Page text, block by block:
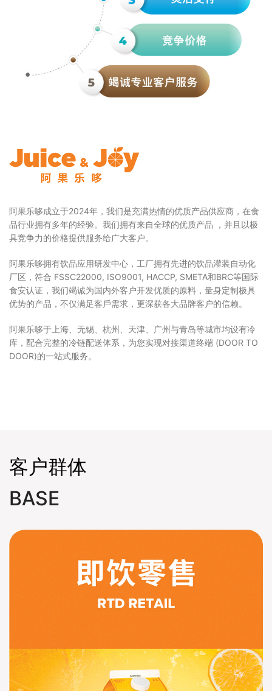
阿果乐哆成立于2024年，我们是充满热情的优质产品供应商，在食
品行业拥有多年的经验。我们拥有来自全球的优质产品 ，并且以极
具竞争力的价格提供服务给广大客户。
阿果乐哆拥有饮品应用研发中心，工厂拥有先进的饮品灌装自动化
厂区，符合 FSSC22000, ISO9001, HACCP, SMETA和BRC等国际
食安认证，我们竭诚为国内外客户开发优质的原料，量身定制极具
优势的产品，不仅满足客戶需求，更深获各大品牌客户的信赖。
阿果乐哆于上海、无锡、杭州、天津、广州与青岛等城市均设有冷
库，配合完整的冷链配送体系，为您实现对接渠道终端 (DOOR TO
DOOR)的一站式服务。
客户群体
BASE